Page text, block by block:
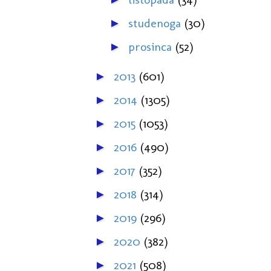
► studenoga (30)
► prosinca (52)
► 2013 (601)
► 2014 (1305)
► 2015 (1053)
► 2016 (490)
► 2017 (352)
► 2018 (314)
► 2019 (296)
► 2020 (382)
► 2021 (508)